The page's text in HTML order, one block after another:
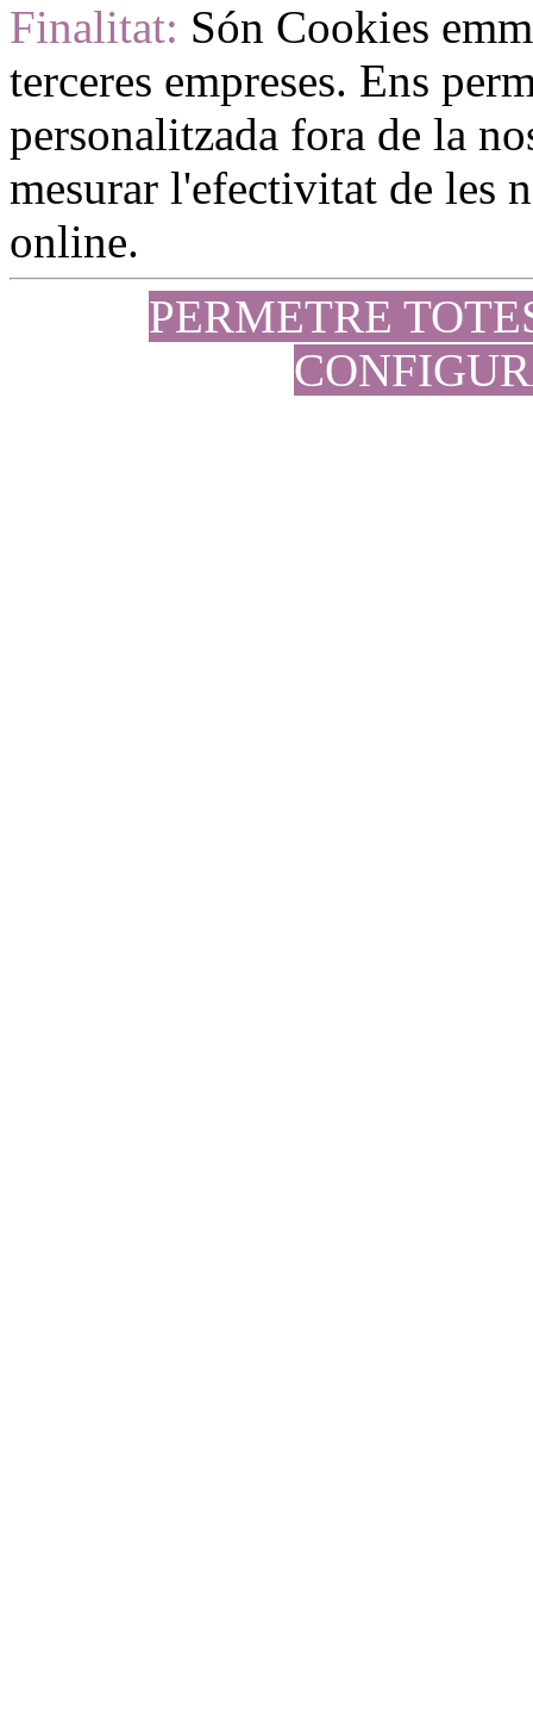
Finalitat: Són Cookies
terceres empreses. Ens
personalitzada fora de la
mesurar l'efectivitat de les
online.
PERMETRE